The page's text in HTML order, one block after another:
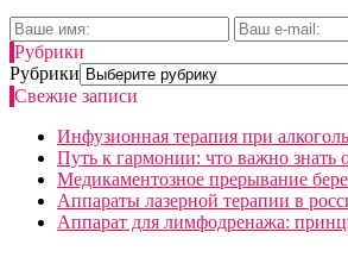
Рубрики
Рубрики
Свежие записи
Инфузионная терапия при
Путь к гармонии: что важно знать
Медикаментозное прерывание
Аппараты лазерной терапии в
Аппарат для лимфодренажа: